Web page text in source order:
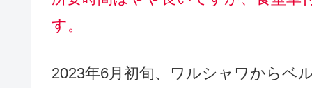
す。
2023年6月初旬、ワルシャワからベ